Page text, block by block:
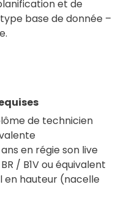
et de
base de donnée –
de technicien
en régie son live
/ B1V ou équivalent
en hauteur (nacelle